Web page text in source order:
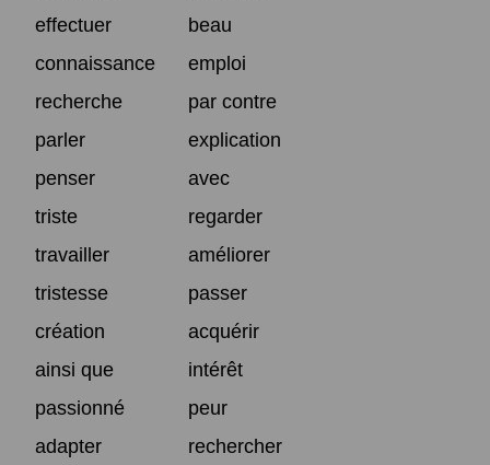
effectuer
beau
connaissance
emploi
recherche
par contre
parler
explication
penser
avec
triste
regarder
travailler
améliorer
tristesse
passer
création
acquérir
ainsi que
intérêt
passionné
peur
adapter
rechercher